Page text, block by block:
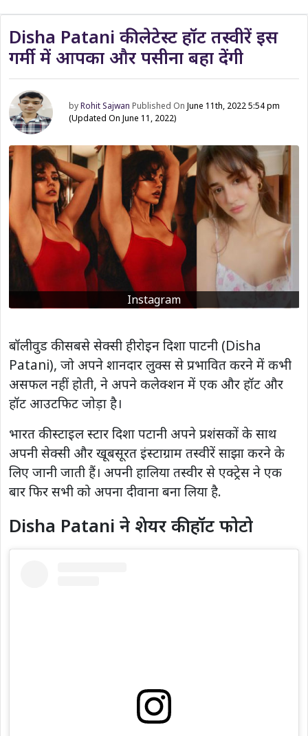
Disha Patani की लेटेस्ट हॉट तस्वीरें इस
गर्मी में आपका और पसीना बहा देंगी
byRohit Sajwan Published OnJune 11th, 2022 5:54 pm
(Updated On June 11, 2022)
Instagram
बॉलीवुड की सबसे सेक्सी हीरोइन दिशा पाटनी (Disha
Patani), जो अपने शानदार लुक्स से प्रभावित करने में कभी
असफल नहीं होती, ने अपने कलेक्शन में एक और हॉट और
हॉट आउटफिट जोड़ा है।
भारत की स्टाइल स्टार दिशा पटानी अपने प्रशंसकों के साथ
अपनी सेक्सी और खूबसूरत इंस्टाग्राम तस्वीरें साझा करने के
लिए जानी जाती हैं। अपनी हालिया तस्वीर से एक्ट्रेस ने एक
बार फिर सभी को अपना दीवाना बना लिया है.
Disha Patani ने शेयर की हॉट फोटो